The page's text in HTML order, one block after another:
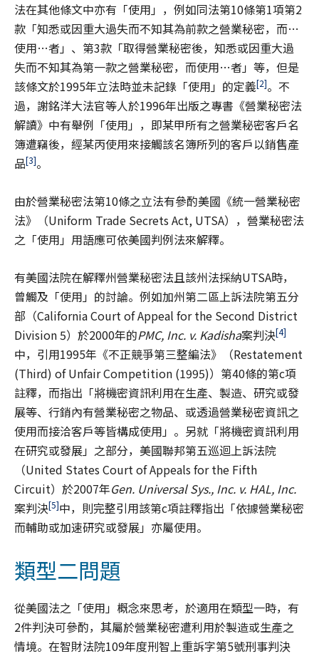
法在其他條文中亦有「使用」，例如同法第10條第1項第2
款「知悉或因重大過失而不知其為前款之營業秘密，而…
使用…者」、第3款「取得營業秘密後，知悉或因重大過
失而不知其為第一款之營業秘密，而使用…者」等，但是
該條文於1995年立法時並未記錄「使用」的定義[2]。不
過，謝銘洋大法官等人於1996年出版之專書《營業秘密法
解讀》中有舉例「使用」，即某甲所有之營業秘密客戶名
簿遭竊後，經某丙使用來接觸該名簿所列的客戶以銷售產
品[3]。
由於營業秘密法第10條之立法有參酌美國《統一營業秘密
法》（Uniform Trade Secrets Act, UTSA），營業秘密法
之「使用」用語應可依美國判例法來解釋。
有美國法院在解釋州營業秘密法且該州法採納UTSA時，
曾觸及「使用」的討論。例如加州第二區上訴法院第五分
部（California Court of Appeal for the Second District
Division 5）於2000年的PMC, Inc. v. Kadisha案判決[4]
中，引用1995年《不正競爭第三整編法》（Restatement
(Third) of Unfair Competition (1995)）第40條的第c項
註釋，而指出「將機密資訊利用在生產、製造、研究或發
展等、行銷內有營業秘密之物品、或透過營業秘密資訊之
使用而接洽客戶等皆構成使用」。另就「將機密資訊利用
在研究或發展」之部分，美國聯邦第五巡迴上訴法院
（United States Court of Appeals for the Fifth
Circuit）於2007年Gen. Universal Sys., Inc. v. HAL, Inc.
案判決[5]中，則完整引用該第c項註釋指出「依據營業秘密
而輔助或加速研究或發展」亦屬使用。
類型二問題
從美國法之「使用」概念來思考，於適用在類型一時，有
2件判決可參酌，其屬於營業秘密遭利用於製造或生產之
情境。在智財法院109年度刑智上重訴字第5號刑事判決